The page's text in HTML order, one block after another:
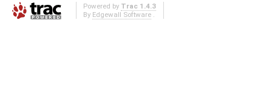
Powered by Trac 1.4.3
By Edgewall Software .